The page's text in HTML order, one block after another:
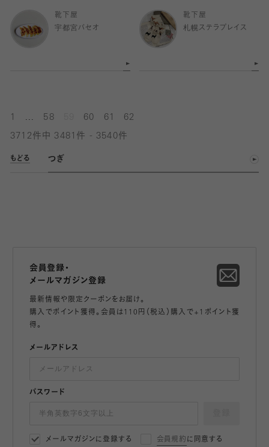
靴下屋
宇都宮パセオ
靴下屋
札幌ステラプレイス
58 60 61 62
3712件中 3481件 - 3540件
もどる つぎ
会員登録・
メールマガジン登録
最新情報や限定クーポンをお届け。
購入でポイント獲得。会員は110円（税込）購入で+1ポイント獲
得。
メールアドレス
パスワード
メールマガジンに登録する 会員規約 に同意する